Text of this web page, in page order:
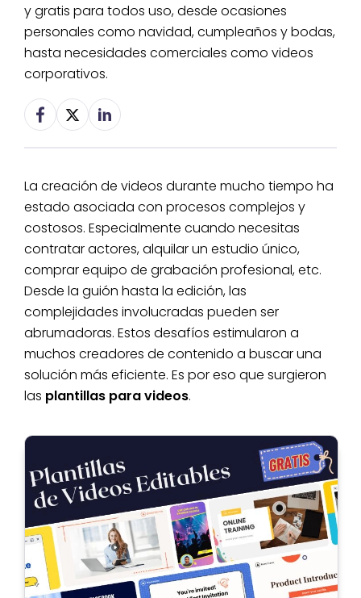
y gratis para todos uso, desde ocasiones
personales como navidad, cumpleaños y bodas,
hasta necesidades comerciales como videos
corporativos.
La creación de videos durante mucho tiempo ha
estado asociada con procesos complejos y
costosos. Especialmente cuando necesitas
contratar actores, alquilar un estudio único,
comprar equipo de grabación profesional, etc.
Desde la guión hasta la edición, las
complejidades involucradas pueden ser
abrumadoras. Estos desafíos estimularon a
muchos creadores de contenido a buscar una
solución más eficiente. Es por eso que surgieron
las plantillas para videos.